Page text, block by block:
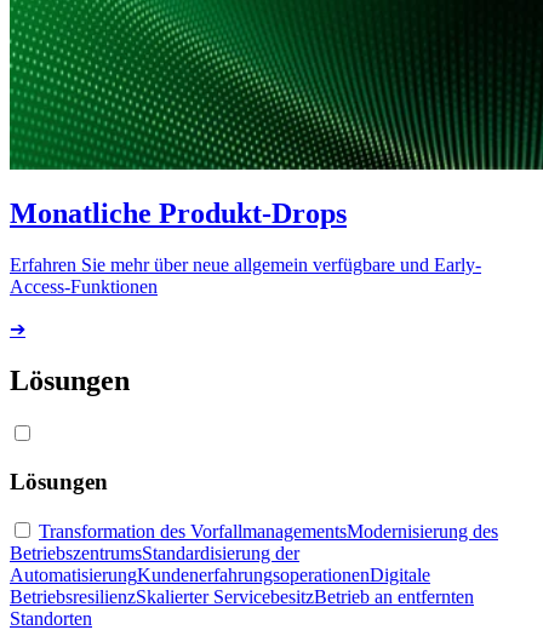
Monatliche Produkt-Drops
Erfahren Sie mehr über neue allgemein verfügbare und Early-
Access-Funktionen
➔
Lösungen
Lösungen
Transformation des VorfallmanagementsModernisierung des
BetriebszentrumsStandardisierung der
AutomatisierungKundenerfahrungsoperationenDigitale
BetriebsresilienzSkalierter ServicebesitzBetrieb an entfernten
Standorten